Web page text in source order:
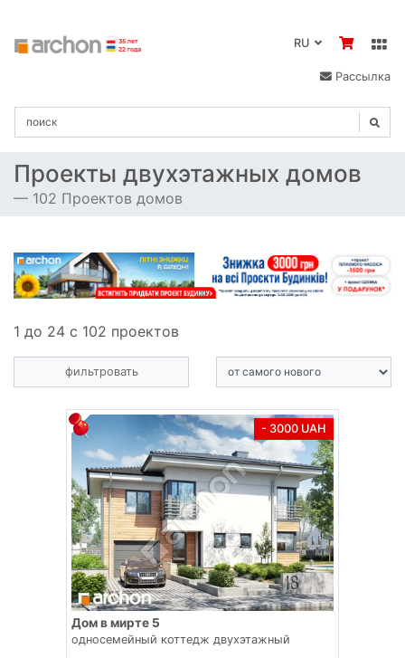
Рассылка
Проекты двухэтажных домов
102 Проектов домов
1 до 24 с 102 проектов
фильтровать
- 3000 UAH
Дом в мирте 5
односемейный коттедж двухэтажный